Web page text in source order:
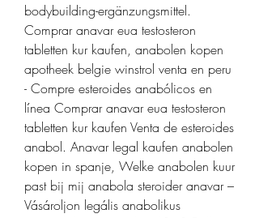
bodybuilding-ergänzungsmittel.
Comprar anavar eua testosteron
tabletten kur kaufen, anabolen kopen
apotheek belgie winstrol venta en peru
- Compre esteroides anabólicos en
línea Comprar anavar eua testosteron
tabletten kur kaufen Venta de esteroides
anabol. Anavar legal kaufen anabolen
kopen in spanje, Welke anabolen kuur
past bij mij anabola steroider anavar –
Vásároljon legális anabolikus